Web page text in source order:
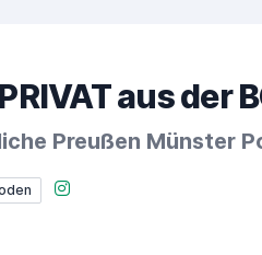
aus der
Preußen Münster
Instagram